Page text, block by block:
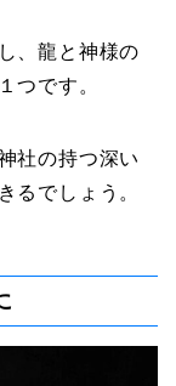
、龍と神様の
つです。
社の持つ深い
るでしょう。